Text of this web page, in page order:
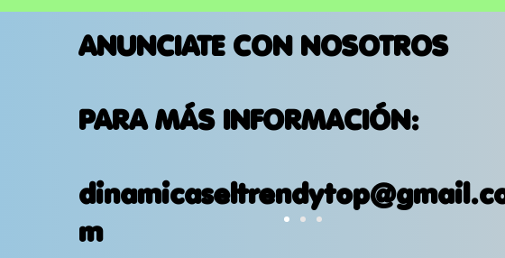
ANUNCIATE CON NOSOTROS
PARA MÁS INFORMACIÓN:
m